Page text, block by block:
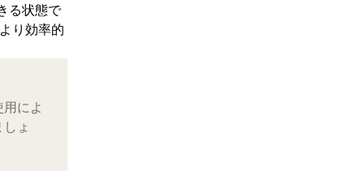
る状態で
り効率的
によ
ょ